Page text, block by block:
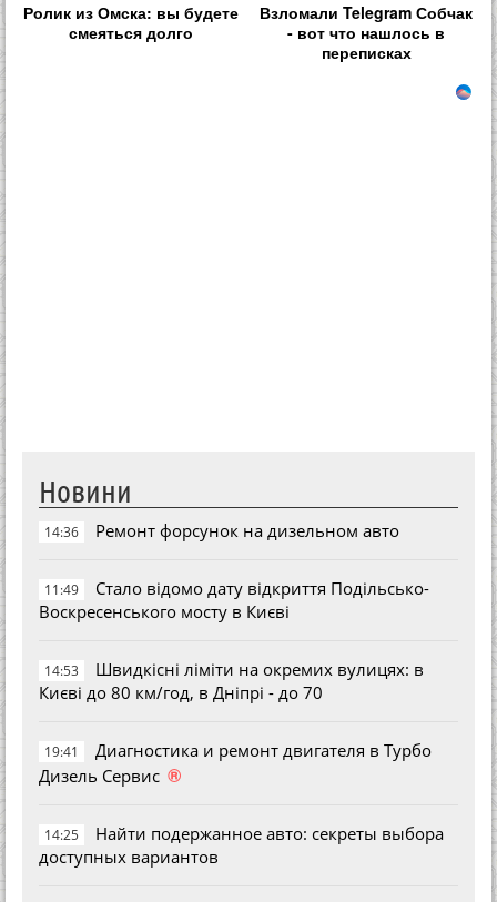
Ролик из Омска: вы будете
смеяться долго
Взломали Telegram Собчак
- вот что нашлось в
переписках
Новини
14:36 Ремонт форсунок на дизельном авто
11:49
Стало відомо дату відкриття Подільсько-
Воскресенського мосту в Києві
14:53
Швидкісні ліміти на окремих вулицях: в
Києві до 80 км/год, в Дніпрі - до 70
19:41
Диагностика и ремонт двигателя в Турбо
Дизель Сервис ®
14:25
Найти подержанное авто: секреты выбора
доступных вариантов